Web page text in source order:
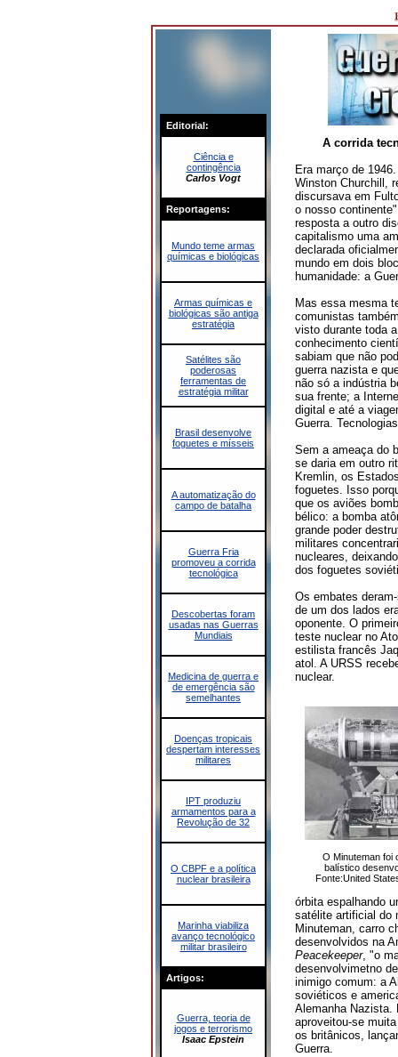
Editorial:
Ciência e
contingência
Carlos Vogt
Reportagens:
Mundo teme armas
químicas e biológicas
Armas químicas e
biológicas são antiga
estratégia
Satélites são
poderosas
ferramentas de
estratégia militar
Brasil desenvolve
foguetes e mísseis
A automatização do
campo de batalha
Guerra Fria
promoveu a corrida
tecnológica
Descobertas foram
usadas nas Guerras
Mundiais
Medicina de guerra e
de emergência são
semelhantes
Doenças tropicais
despertam interesses
militares
IPT produziu
armamentos para a
Revolução de 32
O CBPF e a política
nuclear brasileira
Marinha viabiliza
avanço tecnológico
militar brasileiro
Artigos:
Guerra, teoria de
jogos e terrorismo
Isaac Epstein
A corrida
Era março de
Winston Churchill,
discursava em
o nosso
resposta a outro
capitalismo uma
declarada
mundo em dois
humanidade: a
Mas essa mesma
comunistas
visto durante toda
conhecimento
sabiam que não
guerra nazista e
não só a indústria
sua frente; a
digital e até a
Guerra.
Sem a ameaça do
se daria em outro
Kremlin, os
foguetes. Isso
que os aviões
bélico: a bomba
grande poder
militares
nucleares,
dos foguetes
Os embates
de um dos lados
oponente. O
teste nuclear no
estilista francês
atol. A URSS
nuclear.
O Minuteman foi
balístico
Fonte:United
órbita espalhando
satélite artificial do
Minuteman, carro
desenvolvidos na
Peacekeeper, "o
desenvolvimetno
inimigo comum: a
soviéticos e
Alemanha Nazista.
aproveitou-se
os britânicos,
Guerra.